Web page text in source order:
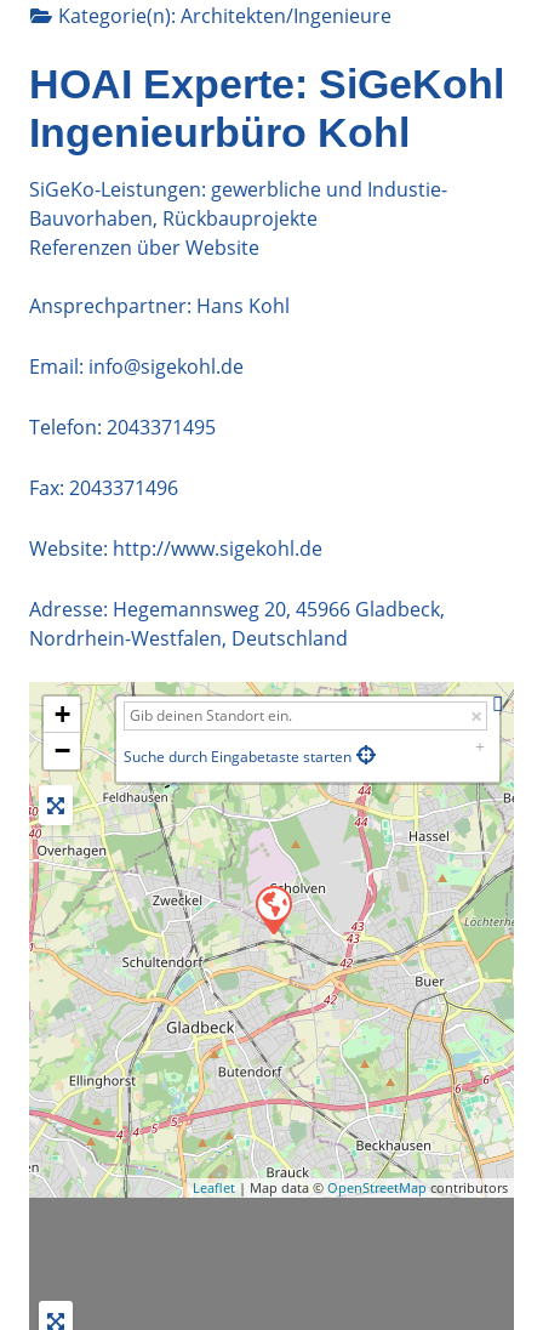
Kategorie(n): Architekten/Ingenieure
HOAI Experte: SiGeKohl
Ingenieurbüro Kohl
SiGeKo-Leistungen: gewerbliche und Industie-
Bauvorhaben, Rückbauprojekte
Referenzen über Website
Ansprechpartner: Hans Kohl
Email: info@sigekohl.de
Telefon: 2043371495
Fax: 2043371496
Website: http://www.sigekohl.de
Adresse: Hegemannsweg 20, 45966 Gladbeck,
Nordrhein-Westfalen, Deutschland
+
−
Suche durch Eingabetaste starten
Leaflet | Map data © OpenStreetMapcontributors